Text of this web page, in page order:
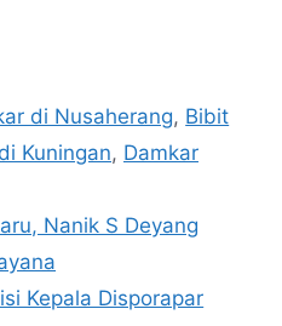
di Nusaherang, Bibit
Kuningan, Damkar
Nanik S Deyang
Kepala Disporapar